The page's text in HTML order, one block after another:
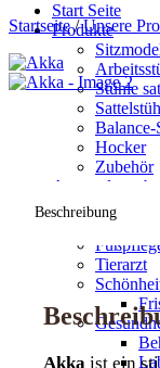
Start Seite
Produkte
Stühle
Balance-
Hocker
Zubehör
Das Büro
Tierarzt
Startseite/Unsere
Beschreibung
Akka ist ein